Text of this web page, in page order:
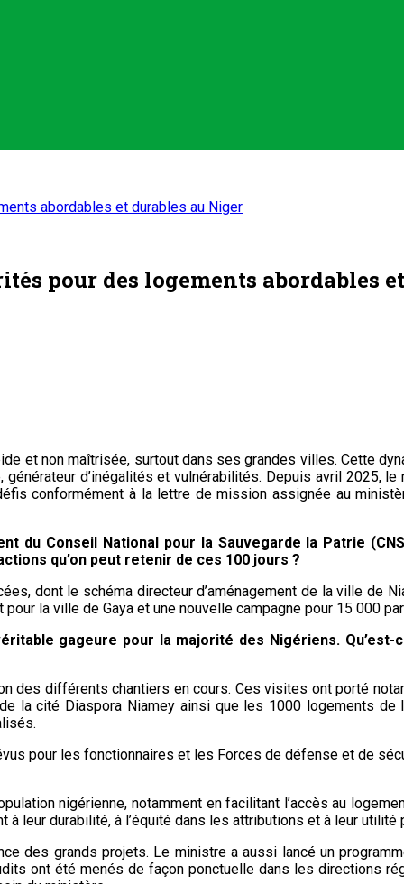
abordables et durables au Niger
pour des logements abordables
et non maîtrisée, surtout dans ses grandes villes. Cette
d’inégalités et vulnérabilités. Depuis avril 2025,
conformément à la lettre de mission assignée au
du Conseil National pour la Sauvegarde la Patrie
qu’on peut retenir de ces 100 jours ?
dont le schéma directeur d’aménagement de la ville de
la ville de Gaya et une nouvelle campagne pour 15 000
gageure pour la majorité des Nigériens.
des différents chantiers en cours. Ces visites ont porté
la cité Diaspora Niamey ainsi que les 1000 logements de
pour les fonctionnaires et les Forces de défense et de
nigérienne, notamment en facilitant l’accès au
leur durabilité, à l’équité dans les attributions et à leur utilité
des grands projets. Le ministre a aussi lancé un
ont été menés de façon ponctuelle dans les directions